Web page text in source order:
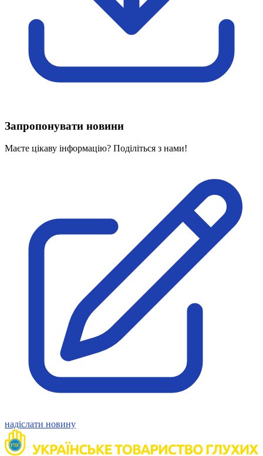
Харківська область
Херсонська область
Хмельницька область
Вивчаємо жестову мову
Дитяча сторінка
Новини про жестову мову
Проєкт "Жестова мова для поліцейських"
На допомогу військовим
Медична термінологія жестовою мовою
Нормативна база УТОГ
Конвенція ООН
Законодавство
Декларації
Документи ВФГ
Міжнародні документи
Запропонувати новини
Маєте цікаву інформацію? Поділіться з нами!
надіслати новину